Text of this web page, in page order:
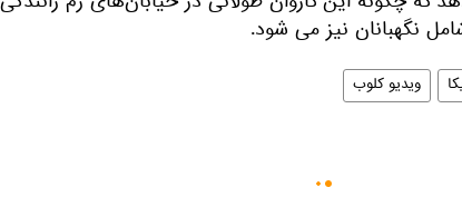
نگهبانان نیز می شود.
ویدیو کلوب